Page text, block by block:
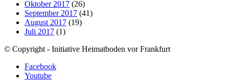
Oktober 2017 (26)
September 2017 (41)
August 2017 (19)
Juli 2017 (1)
© Copyright - Initiative Heimatboden vor Frankfurt
Facebook
Youtube